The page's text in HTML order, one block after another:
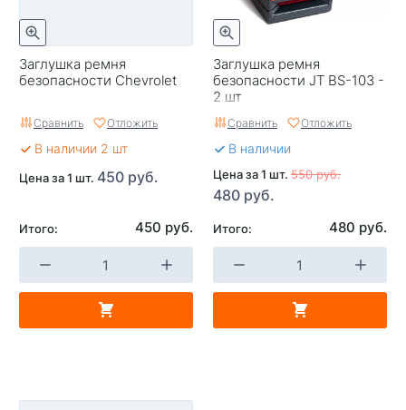
Заглушка ремня
безопасности Chevrolet
Сравнить Отложить
В наличии 2 шт
Цена за 1 шт. 450 руб.
Итого: 450 руб.
Заглушка ремня
безопасности JT BS-103 -
2 шт
Сравнить Отложить
В наличии
Цена за 1 шт. 550 руб.
480 руб.
Итого: 480 руб.